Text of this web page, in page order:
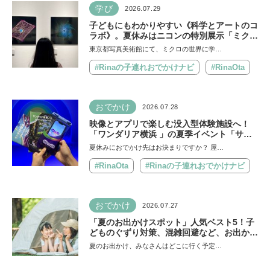
学び 2026.07.29
子どもにもわかりやすい《科学とアートのコ
ラボ》。夏休みはニコンの特別展示「ミクロ
の世界 」へ！【高校生以下無料】
東京都写真美術館にて、ミクロの世界に学…
#Rinaの子連れおでかけナビ #RinaOta
おでかけ 2026.07.28
映像とアプリで楽しむ没入型体験施設へ！
「ワンダリア横浜 」の夏季イベント「サマ
ーワンダリア2026」を体験《夏のおでか
夏休みにおでかけ先はお決まりですか？ 屋…
#RinaOta #Rinaの子連れおでかけナビ
おでかけ 2026.07.27
「夏のお出かけスポット」人気ベスト5！子
どものぐずり対策、混雑回避など、お出かけ
のポイントを保護者1,217人に調査
夏のお出かけ、みなさんはどこに行く予定…